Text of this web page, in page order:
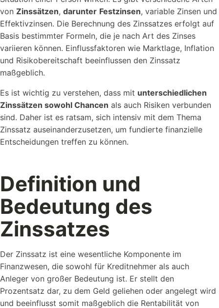
Referenzen
Schauen Sie einen kleinen Auszug
unserer Referenzen an...
KostenloseRechner
Einfache Werte berechnen mit unseren Rechnern...
von Zinssätzen, darunter Festzinsen, variable Zinsen und
Effektivzinsen. Die Berechnung des Zinssatzes erfolgt auf
Basis bestimmter Formeln, die je nach Art des Zinses
variieren können. Einflussfaktoren wie Marktlage, Inflation
und Risikobereitschaft beeinflussen den Zinssatz
maßgeblich.
Es ist wichtig zu verstehen, dass mit unterschiedlichen
Zinssätzen sowohl Chancen als auch Risiken verbunden
sind. Daher ist es ratsam, sich intensiv mit dem Thema
Zinssatz auseinanderzusetzen, um fundierte finanzielle
Entscheidungen treffen zu können.
Definition und
Bedeutung des
Zinssatzes
Der Zinssatz ist eine wesentliche Komponente im
Finanzwesen, die sowohl für Kreditnehmer als auch
Anleger von großer Bedeutung ist. Er stellt den
Prozentsatz dar, zu dem Geld geliehen oder angelegt wird
und beeinflusst somit maßgeblich die Rentabilität von